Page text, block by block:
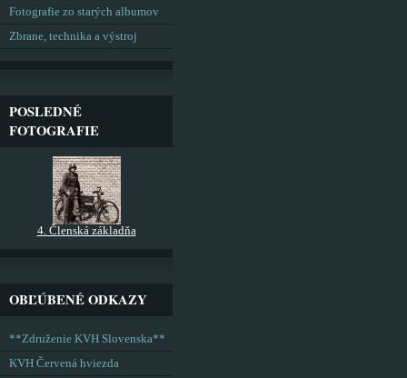
Fotografie zo starých albumov
Zbrane, technika a výstroj
POSLEDNÉ
FOTOGRAFIE
4. Členská základňa
OBĽÚBENÉ ODKAZY
**Združenie KVH Slovenska**
KVH Červená hviezda